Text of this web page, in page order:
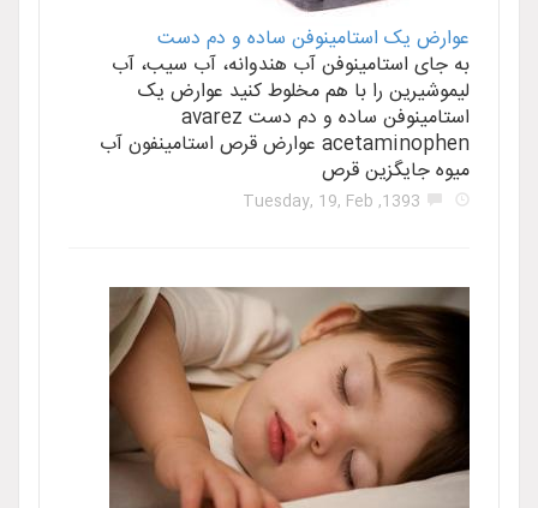
عوارض یک استامینوفن ساده و دم دست
به جای استامینوفن آب هندوانه، آب سیب، آب
لیموشیرین را با هم مخلوط کنید عوارض یک
استامینوفن ساده و دم دست avarez
acetaminophen عوارض قرص استامینفون آب
میوه جایگزین قرص
1393, Tuesday, 19, Feb